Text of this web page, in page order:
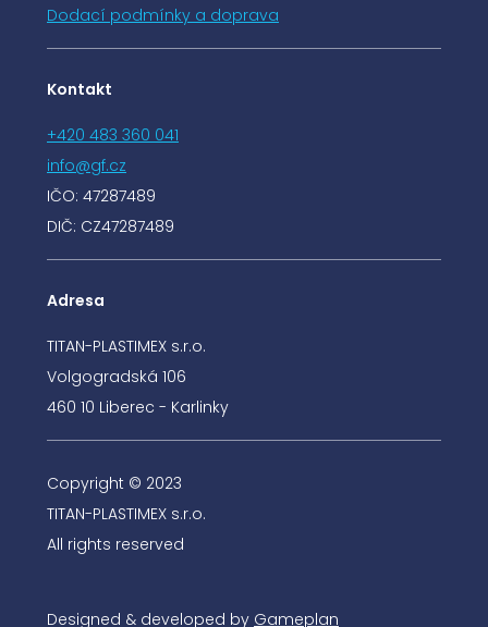
Dodací podmínky a doprava
Kontakt
+420 483 360 041
info@gf.cz
IČO: 47287489
DIČ: CZ47287489
Adresa
TITAN-PLASTIMEX s.r.o.
Volgogradská 106
460 10 Liberec - Karlinky
Copyright © 2023
TITAN-PLASTIMEX s.r.o.
All rights reserved
Designed & developed by Gameplan